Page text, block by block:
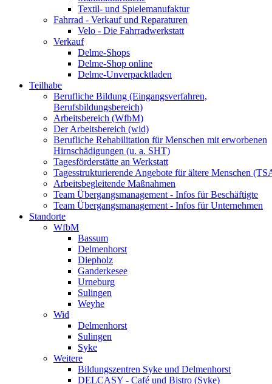
Textil- und Spielemanufaktur
Fahrrad - Verkauf und Reparaturen
Velo - Die Fahrradwerkstatt
Verkauf
Delme-Shops
Delme-Shop online
Delme-Unverpacktladen
Teilhabe
Berufliche Bildung (Eingangsverfahren,
Berufsbildungsbereich)
Arbeitsbereich (WfbM)
Der Arbeitsbereich (wid)
Berufliche Rehabilitation für Menschen mit erworbenen
Hirnschädigungen (u. a. SHT)
Tagesförderstätte an Werkstatt
Tagesstrukturierende Angebote für ältere Menschen
Arbeitsbegleitende Maßnahmen
Team Übergangsmanagement - Infos für Beschäftigte
Team Übergangsmanagement - Infos für Unternehmen
Standorte
WfbM
Bassum
Delmenhorst
Diepholz
Ganderkesee
Urneburg
Sulingen
Weyhe
Wid
Delmenhorst
Sulingen
Syke
Weitere
Bildungszentren Syke und Delmenhorst
DELCASY - Café und Bistro (Syke)